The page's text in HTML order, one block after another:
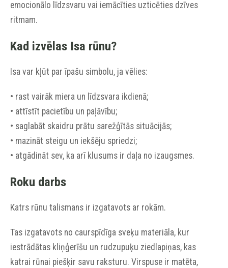
emocionālo līdzsvaru vai iemācīties uzticēties dzīves
ritmam.
Kad izvēlas Isa rūnu?
Isa var kļūt par īpašu simbolu, ja vēlies:
• rast vairāk miera un līdzsvara ikdienā;
• attīstīt pacietību un paļāvību;
• saglabāt skaidru prātu sarežģītās situācijās;
• mazināt steigu un iekšēju spriedzi;
• atgādināt sev, ka arī klusums ir daļa no izaugsmes.
Roku darbs
Katrs rūnu talismans ir izgatavots ar rokām.
Tas izgatavots no caurspīdīga sveķu materiāla, kur
iestrādātas kliņģerīšu un rudzupuķu ziedlapiņas, kas
katrai rūnai piešķir savu raksturu. Virspuse ir matēta,